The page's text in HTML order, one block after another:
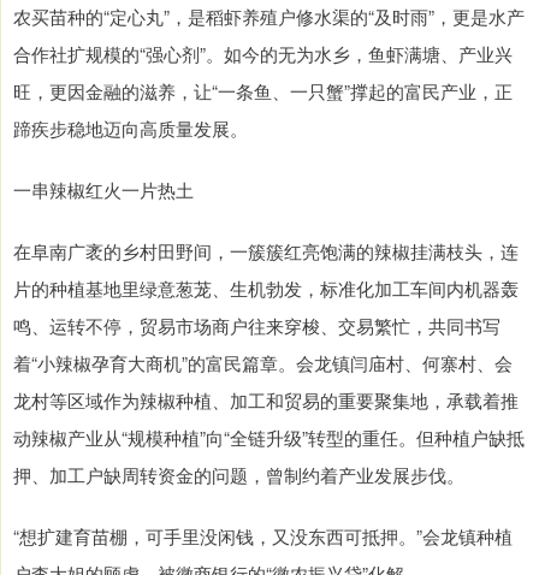
农买苗种的“定心丸”，是稻虾养殖户修水渠的“及时雨”，更是水产
合作社扩规模的“强心剂”。如今的无为水乡，鱼虾满塘、产业兴
旺，更因金融的滋养，让“一条鱼、一只蟹”撑起的富民产业，正
蹄疾步稳地迈向高质量发展。
一串辣椒红火一片热土
在阜南广袤的乡村田野间，一簇簇红亮饱满的辣椒挂满枝头，连
片的种植基地里绿意葱茏、生机勃发，标准化加工车间内机器轰
鸣、运转不停，贸易市场商户往来穿梭、交易繁忙，共同书写
着“小辣椒孕育大商机”的富民篇章。会龙镇闫庙村、何寨村、会
龙村等区域作为辣椒种植、加工和贸易的重要聚集地，承载着推
动辣椒产业从“规模种植”向“全链升级”转型的重任。但种植户缺抵
押、加工户缺周转资金的问题，曾制约着产业发展步伐。
“想扩建育苗棚，可手里没闲钱，又没东西可抵押。”会龙镇种植